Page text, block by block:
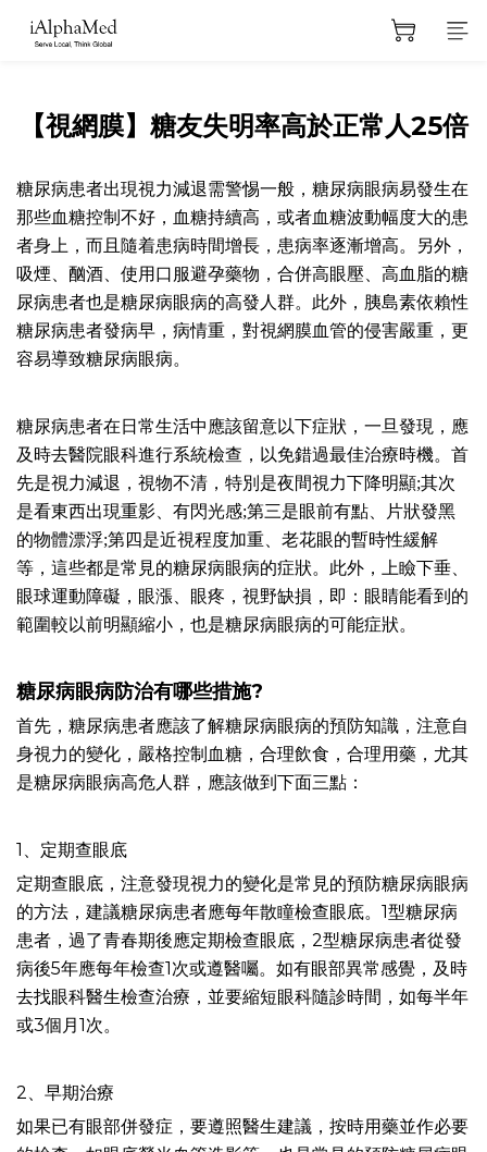
【視網膜】糖友失明率高於正常人25倍
糖尿病患者出現視力減退需警惕一般，糖尿病眼病易發生在
那些血糖控制不好，血糖持續高，或者血糖波動幅度大的患
者身上，而且隨着患病時間增長，患病率逐漸增高。另外，
吸煙、酗酒、使用口服避孕藥物，合併高眼壓、高血脂的糖
尿病患者也是糖尿病眼病的高發人群。此外，胰島素依賴性
糖尿病患者發病早，病情重，對視網膜血管的侵害嚴重，更
容易導致糖尿病眼病。
糖尿病患者在日常生活中應該留意以下症狀，一旦發現，應
及時去醫院眼科進行系統檢查，以免錯過最佳治療時機。首
先是視力減退，視物不清，特別是夜間視力下降明顯;其次
是看東西出現重影、有閃光感;第三是眼前有點、片狀發黑
的物體漂浮;第四是近視程度加重、老花眼的暫時性緩解
等，這些都是常見的糖尿病眼病的症狀。此外，上瞼下垂、
眼球運動障礙，眼漲、眼疼，視野缺損，即：眼睛能看到的
範圍較以前明顯縮小，也是糖尿病眼病的可能症狀。
糖尿病眼病防治有哪些措施?
首先，糖尿病患者應該了解糖尿病眼病的預防知識，注意自
身視力的變化，嚴格控制血糖，合理飲食，合理用藥，尤其
是糖尿病眼病高危人群，應該做到下面三點：
1、定期查眼底
定期查眼底，注意發現視力的變化是常見的預防糖尿病眼病
的方法，建議糖尿病患者應每年散瞳檢查眼底。1型糖尿病
患者，過了青春期後應定期檢查眼底，2型糖尿病患者從發
病後5年應每年檢查1次或遵醫囑。如有眼部異常感覺，及時
去找眼科醫生檢查治療，並要縮短眼科隨診時間，如每半年
或3個月1次。
2、早期治療
如果已有眼部併發症，要遵照醫生建議，按時用藥並作必要